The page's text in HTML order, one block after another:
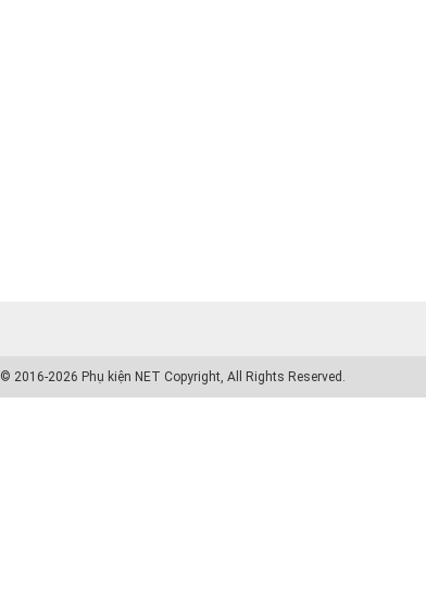
© 2016-2026 Phụ kiện NET Copyright, All Rights Reserved.